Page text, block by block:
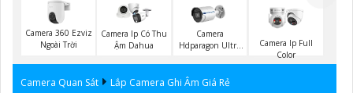
Camera 360 Ezviz
Ngoài Trời
Camera Ip Có Thu
Ậm Dahua
Camera
Hdparagon Ultra
Camera Ip Full
Color
Camera Quan Sát Lắp Camera Ghi Âm Giá Rẻ